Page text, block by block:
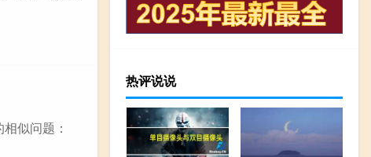
似问题：
热评说说